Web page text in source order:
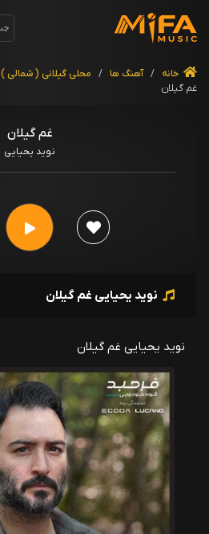
خانه / آهنگ ها / محلی گیلانی ( شمالی )
غم گیلان
غم گیلان
نوید یحیایی
نوید یحیایی غم گیلان
نوید یحیایی غم گیلان